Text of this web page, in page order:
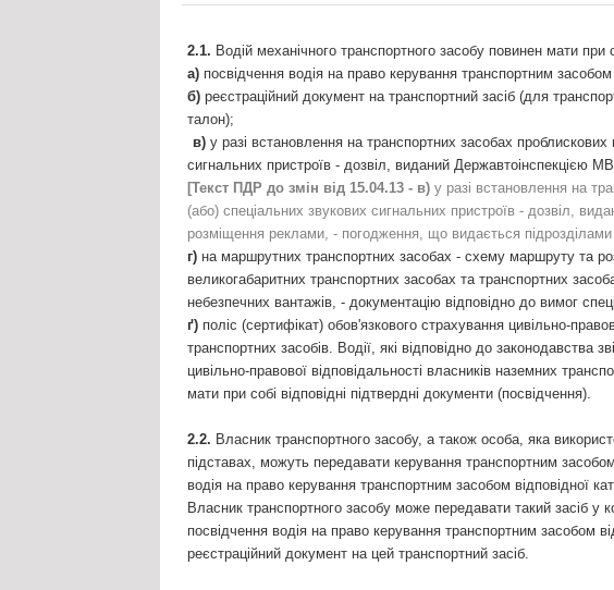
2.1. Водій механічного транспортного засобу повинен мати при
а) посвідчення водія на право керування транспортним засобом
б) реєстраційний документ на транспортний засіб (для
талон);
в) у разі встановлення на транспортних засобах проблискових
сигнальних пристроїв - дозвіл, виданий Державтоінспекцією
[Текст ПДР до змін від 15.04.13 - в) у разі встановлення на
(або) спеціальних звукових сигнальних пристроїв - дозвіл,
розміщення реклами, - погодження, що видається
г) на маршрутних транспортних засобах - схему маршруту та
великогабаритних транспортних засобах та транспортних
небезпечних вантажів, - документацію відповідно до вимог
ґ) поліс (сертифікат) обов'язкового страхування цивільно-
транспортних засобів. Водії, які відповідно до законодавства
цивільно-правової відповідальності власників наземних
мати при собі відповідні підтвердні документи (посвідчення).
2.2. Власник транспортного засобу, а також особа, яка
підставах, можуть передавати керування транспортним
водія на право керування транспортним засобом відповідної
Власник транспортного засобу може передавати такий засіб у
посвідчення водія на право керування транспортним засобом
реєстраційний документ на цей транспортний засіб.